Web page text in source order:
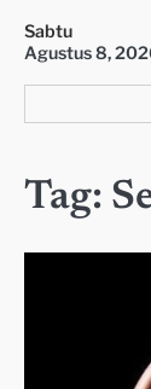
content
Sabtu
Agustus 8,
Tag: